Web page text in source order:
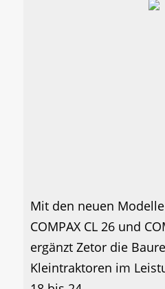
Mit den neuen
COMPAX CL 26 und
ergänzt Zetor die
Kleintraktoren im